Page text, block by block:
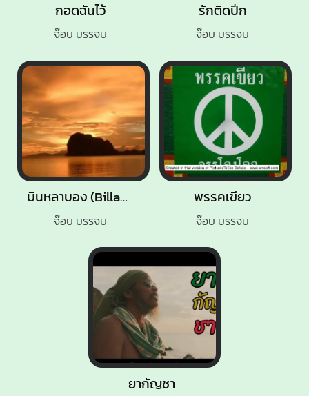
ยากัญชา
กอดฉันไว้
จ๊อบ บรรจบ
พรรคเขียว
จ๊อบ บรรจบ
รักติดปีก
จ๊อบ บรรจบ
บินหลาบอง (Billabong)
จ๊อบ บรรจบ